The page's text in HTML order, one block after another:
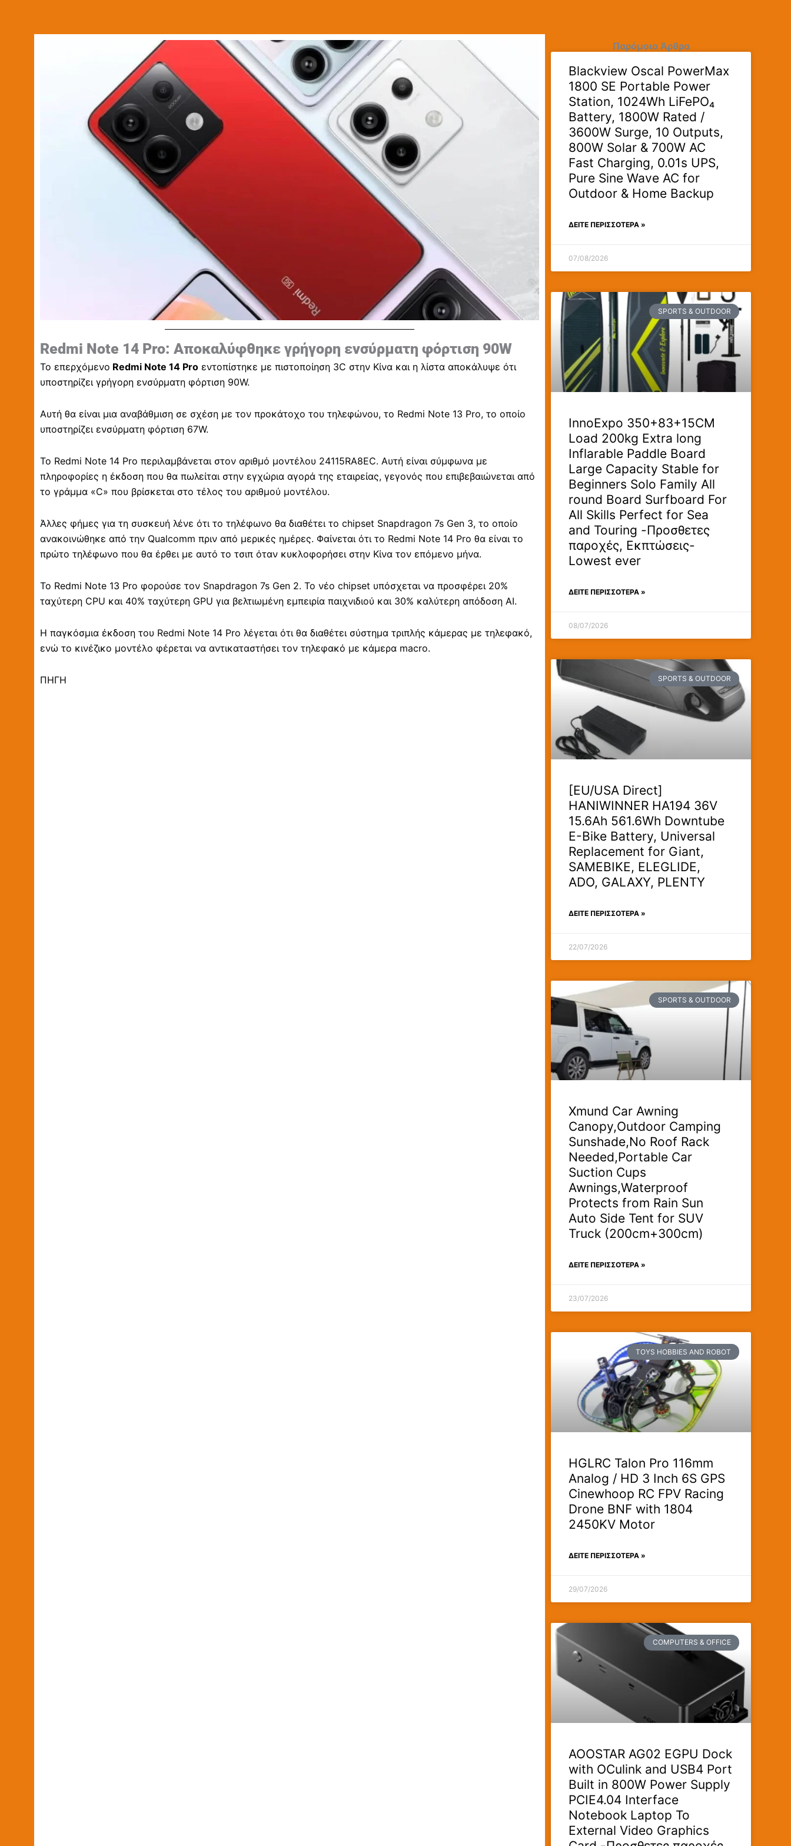
Redmi Note 14 Pro: Αποκαλύφθηκε γρήγορη ενσύρματη φόρτιση 90W
Το επερχόμενο Redmi Note 14 Pro εντοπίστηκε με πιστοποίηση 3C στην Κίνα και η λίστα αποκάλυψε ότι
υποστηρίζει γρήγορη ενσύρματη φόρτιση 90W.
Αυτή θα είναι μια αναβάθμιση σε σχέση με τον προκάτοχο του τηλεφώνου, το Redmi Note 13 Pro, το οποίο
υποστηρίζει ενσύρματη φόρτιση 67W.
Το Redmi Note 14 Pro περιλαμβάνεται στον αριθμό μοντέλου 24115RA8EC. Αυτή είναι σύμφωνα με
πληροφορίες η έκδοση που θα πωλείται στην εγχώρια αγορά της εταιρείας, γεγονός που επιβεβαιώνεται από
το γράμμα «C» που βρίσκεται στο τέλος του αριθμού μοντέλου.
Άλλες φήμες για τη συσκευή λένε ότι το τηλέφωνο θα διαθέτει το chipset Snapdragon 7s Gen 3, το οποίο
ανακοινώθηκε από την Qualcomm πριν από μερικές ημέρες. Φαίνεται ότι το Redmi Note 14 Pro θα είναι το
πρώτο τηλέφωνο που θα έρθει με αυτό το τσιπ όταν κυκλοφορήσει στην Κίνα τον επόμενο μήνα.
Το Redmi Note 13 Pro φορούσε τον Snapdragon 7s Gen 2. Το νέο chipset υπόσχεται να προσφέρει 20%
ταχύτερη CPU και 40% ταχύτερη GPU για βελτιωμένη εμπειρία παιχνιδιού και 30% καλύτερη απόδοση AI.
Η παγκόσμια έκδοση του Redmi Note 14 Pro λέγεται ότι θα διαθέτει σύστημα τριπλής κάμερας με τηλεφακό,
ενώ το κινέζικο μοντέλο φέρεται να αντικαταστήσει τον τηλεφακό με κάμερα macro.
ΠΗΓΗ
Παρόμοια Άρθρα
Blackview Oscal PowerMax
1800 SE Portable Power
Station, 1024Wh LiFePO₄
Battery, 1800W Rated /
3600W Surge, 10 Outputs,
800W Solar & 700W AC
Fast Charging, 0.01s UPS,
Pure Sine Wave AC for
Outdoor & Home Backup
ΔΕΊΤΕ ΠΕΡΙΣΣΟΤΕΡΑ »
07/08/2026
SPORTS & OUTDOOR
InnoExpo 350+83+15CM
Load 200kg Extra long
Inflarable Paddle Board
Large Capacity Stable for
Beginners Solo Family All
round Board Surfboard For
All Skills Perfect for Sea
and Touring -Προσθετες
παροχές, Εκπτώσεις-
Lowest ever
ΔΕΊΤΕ ΠΕΡΙΣΣΟΤΕΡΑ »
08/07/2026
SPORTS & OUTDOOR
[EU/USA Direct]
HANIWINNER HA194 36V
15.6Ah 561.6Wh Downtube
E-Bike Battery, Universal
Replacement for Giant,
SAMEBIKE, ELEGLIDE,
ADO, GALAXY, PLENTY
ΔΕΊΤΕ ΠΕΡΙΣΣΟΤΕΡΑ »
22/07/2026
SPORTS & OUTDOOR
Xmund Car Awning
Canopy,Outdoor Camping
Sunshade,No Roof Rack
Needed,Portable Car
Suction Cups
Awnings,Waterproof
Protects from Rain Sun
Auto Side Tent for SUV
Truck (200cm+300cm)
ΔΕΊΤΕ ΠΕΡΙΣΣΟΤΕΡΑ »
23/07/2026
TOYS HOBBIES AND ROBOT
HGLRC Talon Pro 116mm
Analog / HD 3 Inch 6S GPS
Cinewhoop RC FPV Racing
Drone BNF with 1804
2450KV Motor
ΔΕΊΤΕ ΠΕΡΙΣΣΟΤΕΡΑ »
29/07/2026
COMPUTERS & OFFICE
AOOSTAR AG02 EGPU Dock
with OCulink and USB4 Port
Built in 800W Power Supply
PCIE4.04 Interface
Notebook Laptop To
External Video Graphics